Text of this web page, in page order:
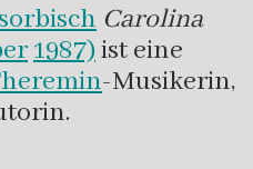
Carolina
1987)ist eine
-Musikerin,